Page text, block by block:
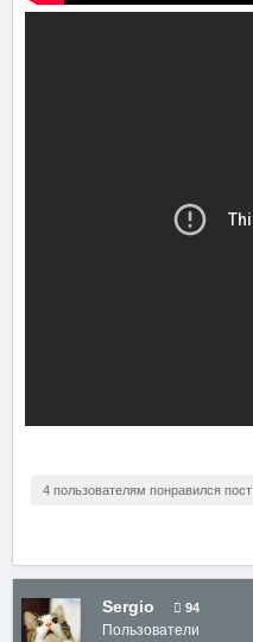
4 пользователям понравился пост
Sergio 94
Пользователи